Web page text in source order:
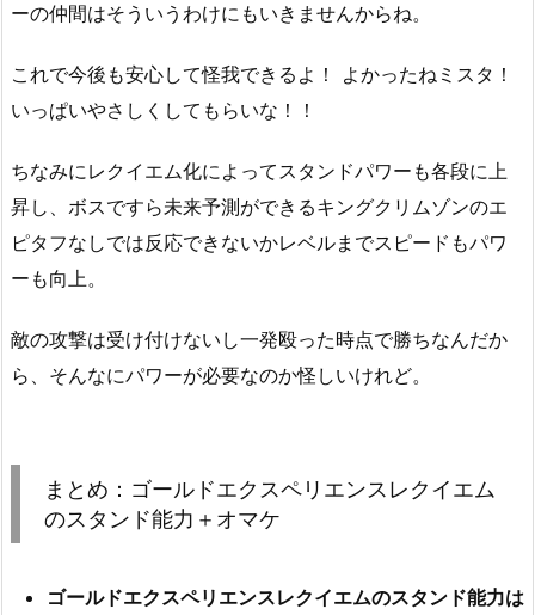
ーの仲間はそういうわけにもいきませんからね。
これで今後も安心して怪我できるよ！ よかったねミスタ！
いっぱいやさしくしてもらいな！！
ちなみにレクイエム化によってスタンドパワーも各段に上
昇し、ボスですら未来予測ができるキングクリムゾンのエ
ピタフなしでは反応できないかレベルまでスピードもパワ
ーも向上。
敵の攻撃は受け付けないし一発殴った時点で勝ちなんだか
ら、そんなにパワーが必要なのか怪しいけれど。
まとめ：ゴールドエクスペリエンスレクイエム
のスタンド能力＋オマケ
ゴールドエクスペリエンスレクイエムのスタンド能力は